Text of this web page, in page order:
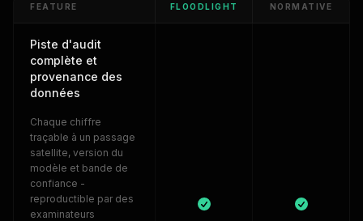
FEATURE FLOODLIGHT NORMATIVE
Piste d'audit
complète et
provenance des
données
Chaque chiffre
traçable à un passage
satellite, version du
modèle et bande de
confiance -
reproductible par des
examinateurs